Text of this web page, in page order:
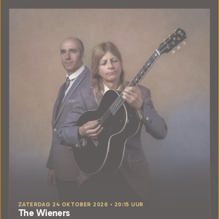
ZATERDAG 24 OKTOBER 2026 • 20:15 UUR
The Wieners